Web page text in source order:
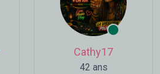
Cathy17
42 ans